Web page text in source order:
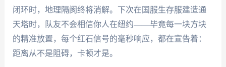
闭环时，地理隔阂终将消解。下次在国服生存服建造通
天塔时，队友不会相信你人在纽约——毕竟每一块方块
的精准放置，每个红石信号的毫秒响应，都在宣告着：
距离从不是阻碍，卡顿才是。